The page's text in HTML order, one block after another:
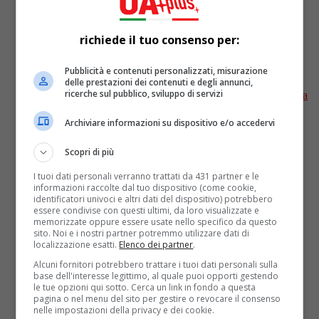
la seconda ragazza svedese travolta
dalla neve
Individuato questa mattina il corpo della seconda
sciatrice svedese morta dopo essere stata travolta da
una valanga caduta domenica nel canale degli
Spagnoli, in val Veny,...
richiede il tuo consenso per:
Pubblicità e contenuti personalizzati, misurazione
delle prestazioni dei contenuti e degli annunci,
ricerche sul pubblico, sviluppo di servizi
Archiviare informazioni su dispositivo e/o accedervi
Scopri di più
I tuoi dati personali verranno trattati da 431 partner e le
informazioni raccolte dal tuo dispositivo (come cookie,
identificatori univoci e altri dati del dispositivo) potrebbero
essere condivise con questi ultimi, da loro visualizzate e
memorizzate oppure essere usate nello specifico da questo
sito. Noi e i nostri partner potremmo utilizzare dati di
localizzazione esatti. Elenco dei partner.
Alcuni fornitori potrebbero trattare i tuoi dati personali sulla
base dell'interesse legittimo, al quale puoi opporti gestendo
le tue opzioni qui sotto. Cerca un link in fondo a questa
pagina o nel menu del sito per gestire o revocare il consenso
nelle impostazioni della privacy e dei cookie.